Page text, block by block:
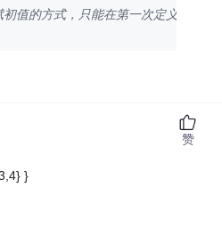
值的方式，只能在第一次定义的时候
}
赞